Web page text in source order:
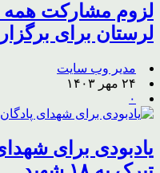
لزوم مشارکت همه
لرستان برای
مدیر وب سایت
۲۴ مهر ۱۴۰۳
۰
یادبودی برای